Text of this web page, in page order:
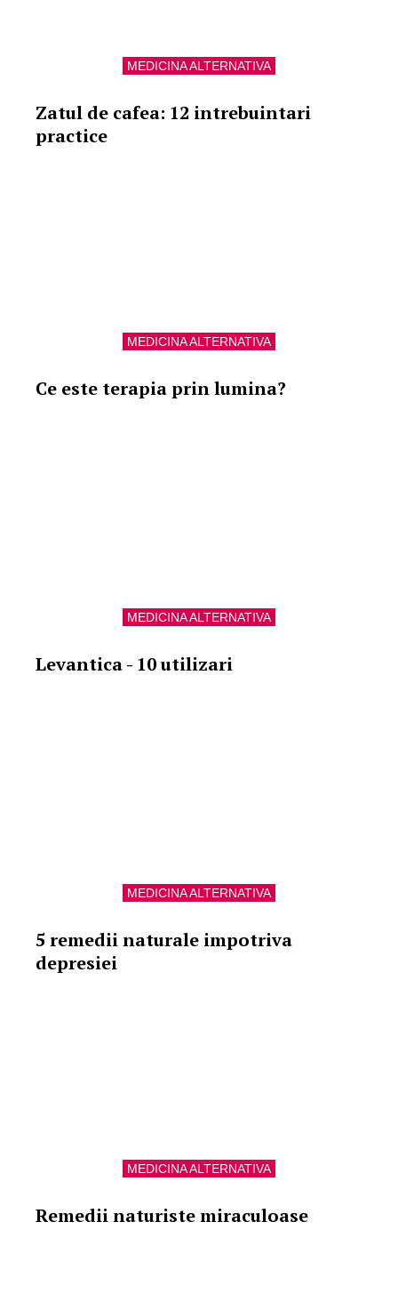
MEDICINA ALTERNATIVA
Zatul de cafea: 12 intrebuintari
practice
MEDICINA ALTERNATIVA
Ce este terapia prin lumina?
MEDICINA ALTERNATIVA
Levantica - 10 utilizari
MEDICINA ALTERNATIVA
5 remedii naturale impotriva
depresiei
MEDICINA ALTERNATIVA
Remedii naturiste miraculoase